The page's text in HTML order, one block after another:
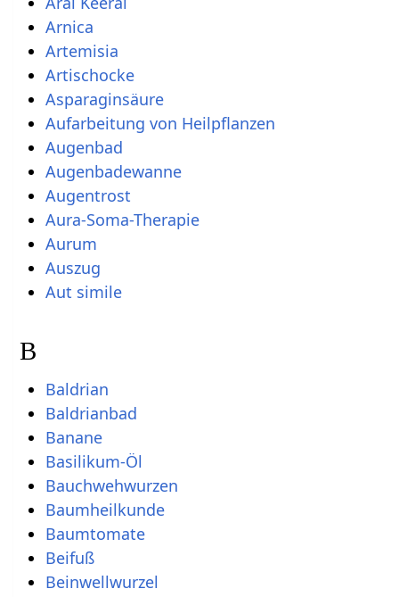
Arnica
Artemisia
Artischocke
Asparaginsäure
Aufarbeitung von Heilpflanzen
Augenbad
Augenbadewanne
Augentrost
Aura-Soma-Therapie
Aurum
Auszug
Aut simile
B
Baldrian
Baldrianbad
Banane
Basilikum-Öl
Bauchwehwurzen
Baumheilkunde
Baumtomate
Beifuß
Beinwellwurzel